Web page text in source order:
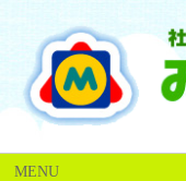
MENU